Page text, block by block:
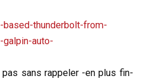
sans rappeler -en plus fin-